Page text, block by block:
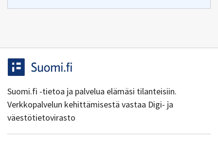
Suomi.fi -tietoa ja palvelua elämäsi tilanteisiin.
Verkkopalvelun kehittämisestä vastaa Digi- ja
väestötietovirasto